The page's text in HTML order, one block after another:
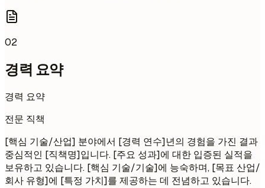
02
경력 요약
경력 요약
전문 직책
[핵심 기술/산업] 분야에서 [경력 연수]년의 경험을 가진 결과
중심적인 [직책명]입니다. [주요 성과]에 대한 입증된 실적을
보유하고 있습니다. [핵심 기술/기술]에 능숙하며, [목표 산업/
회사 유형]에 [특정 가치]를 제공하는 데 전념하고 있습니다.